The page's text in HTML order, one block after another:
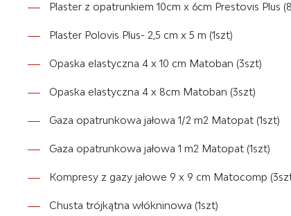
Plaster z opatrunkiem 10cm x 6cm Prestovis Plus
Plaster Polovis Plus- 2,5 cm x 5 m (1szt)
Opaska elastyczna 4 x 10 cm Matoban (3szt)
Opaska elastyczna 4 x 8cm Matoban (3szt)
Gaza opatrunkowa jałowa 1/2 m2 Matopat (1szt)
Gaza opatrunkowa jałowa 1 m2 Matopat (1szt)
Kompresy z gazy jałowe 9 x 9 cm Matocomp
Chusta trójkątna włókninowa (1szt)